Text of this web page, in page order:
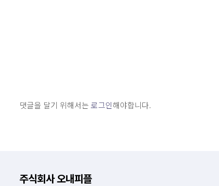
댓글을 달기 위해서는 로그인해야합니다.
주식회사 오내피플